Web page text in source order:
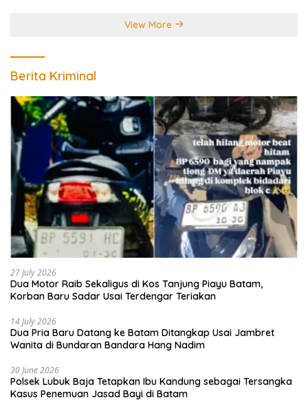
View More
Berita Kriminal
27 July 2026
Dua Motor Raib Sekaligus di Kos Tanjung Piayu Batam,
Korban Baru Sadar Usai Terdengar Teriakan
14 July 2026
Dua Pria Baru Datang ke Batam Ditangkap Usai Jambret
Wanita di Bundaran Bandara Hang Nadim
30 June 2026
Polsek Lubuk Baja Tetapkan Ibu Kandung sebagai Tersangka
Kasus Penemuan Jasad Bayi di Batam